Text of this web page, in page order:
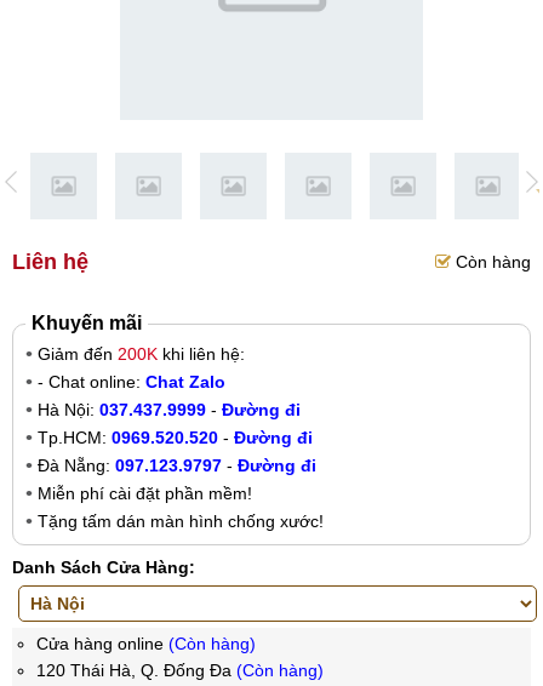
Liên hệ Còn hàng
Khuyến mãi
Giảm đến 200K khi liên hệ:
- Chat online: Chat Zalo
Hà Nội: 037.437.9999 - Đường đi
Tp.HCM: 0969.520.520 - Đường đi
Đà Nẵng: 097.123.9797 - Đường đi
Miễn phí cài đặt phần mềm!
Tặng tấm dán màn hình chống xước!
Danh Sách Cửa Hàng:
Cửa hàng online (Còn hàng)
120 Thái Hà, Q. Đống Đa (Còn hàng)